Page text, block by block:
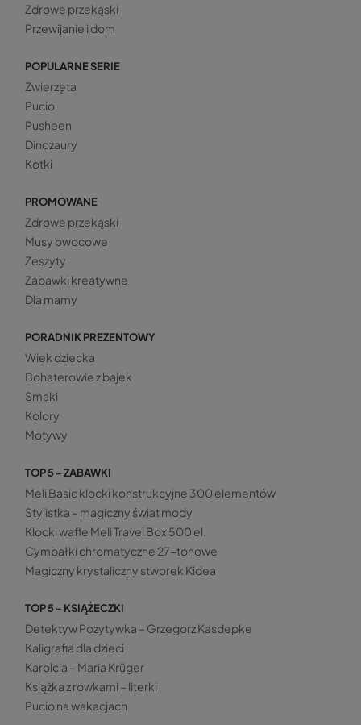
Zdrowe przekąski
Przewijanie i dom
POPULARNE SERIE
Zwierzęta
Pucio
Pusheen
Dinozaury
Kotki
PROMOWANE
Zdrowe przekąski
Musy owocowe
Zeszyty
Zabawki kreatywne
Dla mamy
PORADNIK PREZENTOWY
Wiek dziecka
Bohaterowie z bajek
Smaki
Kolory
Motywy
TOP 5 - ZABAWKI
Meli Basic klocki konstrukcyjne 300 elementów
Stylistka – magiczny świat mody
Klocki wafle Meli Travel Box 500 el.
Cymbałki chromatyczne 27-tonowe
Magiczny krystaliczny stworek Kidea
TOP 5 - KSIĄŻECZKI
Detektyw Pozytywka – Grzegorz Kasdepke
Kaligrafia dla dzieci
Karolcia – Maria Krüger
Książka z rowkami – literki
Pucio na wakacjach